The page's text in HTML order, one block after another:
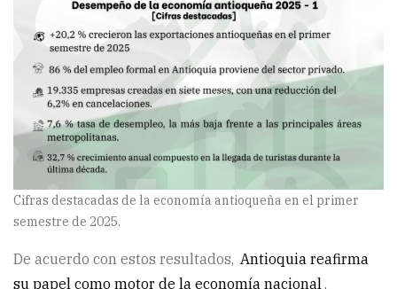
Cifras destacadas de la economía antioqueña en el primer
semestre de 2025.
De acuerdo con estos resultados, Antioquia reafirma
su papel como motor de la economía nacional ,